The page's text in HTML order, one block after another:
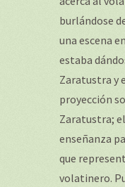
burlándose
una escena
estaba
Zaratustra y
proyección
Zaratustra;
enseñanza
que
volatinero.